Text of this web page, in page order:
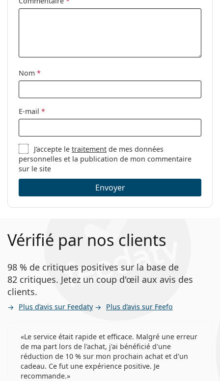
Autres
Sexe:
Marque:
Nom *
E-mail *
J’accepte letraitement de mes données
personnelles et la publication de mon commentaire
sur le site
Envoyer
Vérifié par nos clients
98 % de critiques positives sur la base de
82 critiques. Jetez un coup d'œil aux avis des
clients.
Plus d’avis sur Feedaty Plus d’avis sur Feefo
Le service était rapide et efficace. Malgré une erreur
de ma part lors de l'achat, j'ai bénéficié d'une
réduction de 10 % sur mon prochain achat et d'un
cadeau. Ce fut une expérience positive. Je
recommande.